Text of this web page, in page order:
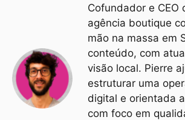
Cofundador e CEO
agência boutique
mão na massa em
conteúdo, com
visão local. Pierre
estruturar uma
digital e orientada
com foco em